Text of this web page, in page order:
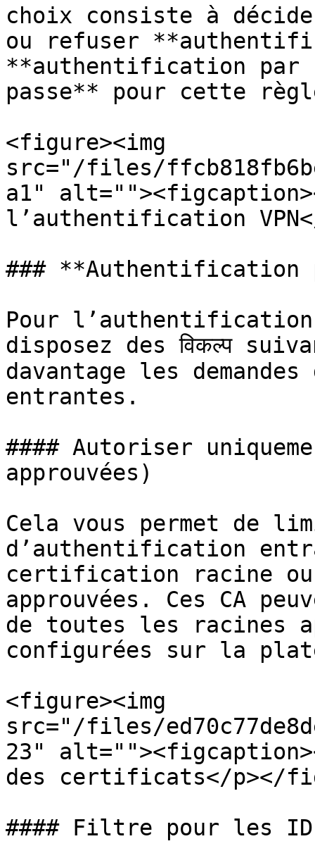
choix consiste à
ou refuser
**authentification par
passe** pour cette
<figure><img
src="/files/
a1"
l’authentification
###
Pour
disposez des विकल्प
davantage les
entrantes.
#### Autoriser
approuvées)
Cela vous permet de
d’authentification
certification racine
approuvées. Ces CA
de toutes les racines
configurées sur la
<figure><img
src="/files/
23"
des certificats</p></
#### Filtre pour les ID